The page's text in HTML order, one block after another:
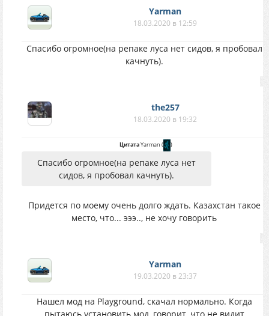
Yarman
18.03.2020 в 12:59
Спасибо огромное(на репаке луса нет сидов, я пробовал
качнуть).
the257
18.03.2020 в 19:32
ЦитатаYarman ( )
Спасибо огромное(на репаке луса нет
сидов, я пробовал качнуть).
Придется по моему очень долго ждать. Казахстан такое
место, что... эээ.., не хочу говорить
Yarman
19.03.2020 в 23:37
Нашел мод на Playground, скачал нормально. Когда